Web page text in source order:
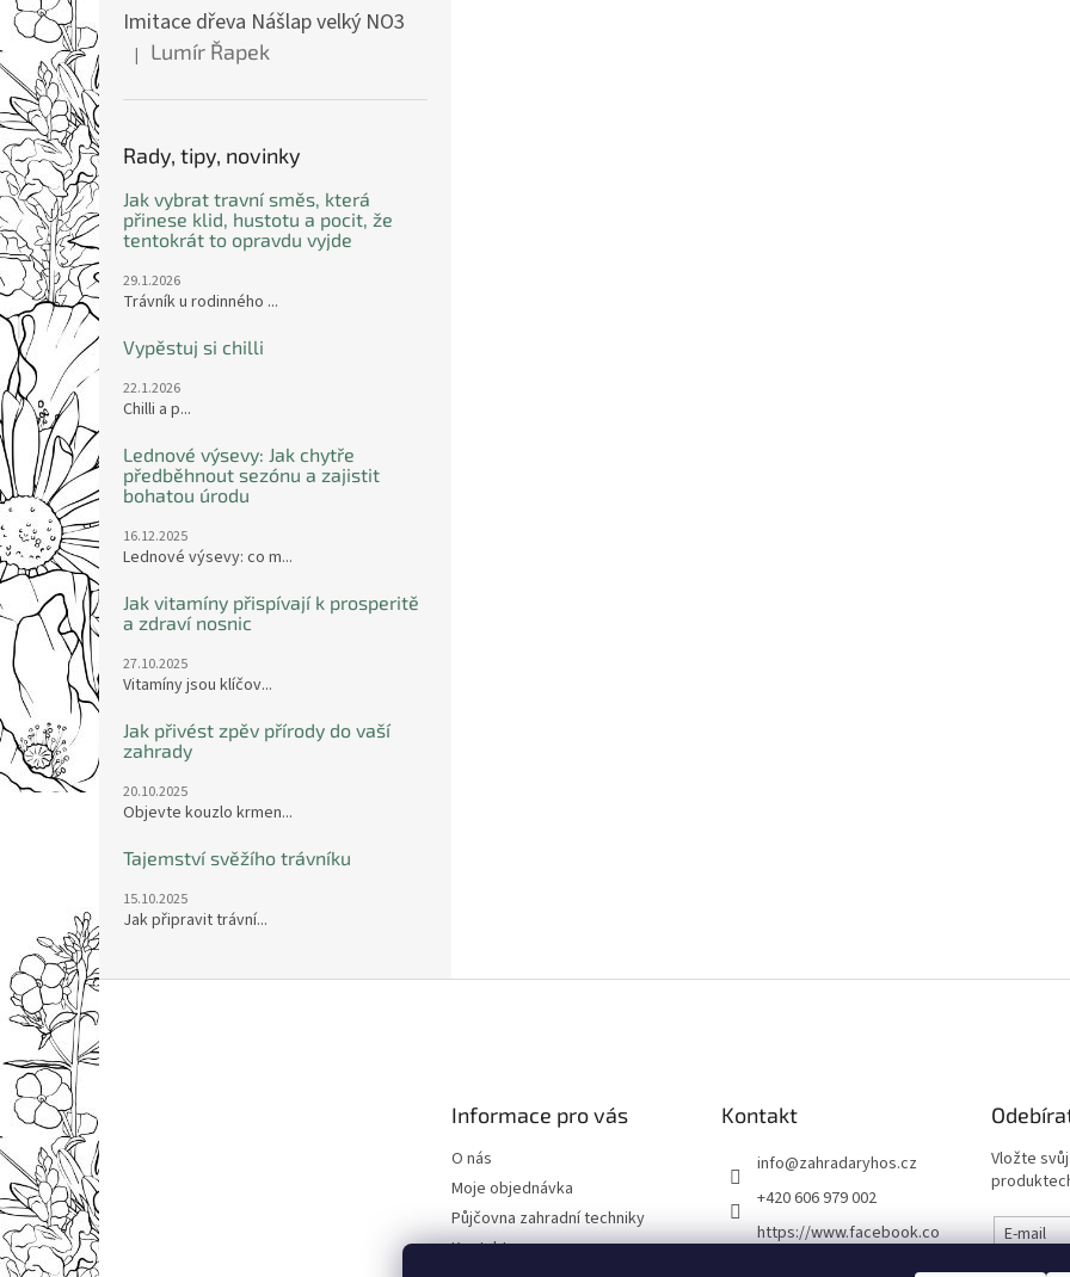
Imitace dřeva Nášlap velký NO3
Hodnocení produktu je 5 z 5 hvězdiček.
| Lumír Řapek
Rady, tipy, novinky
Jak vybrat travní směs, která
přinese klid, hustotu a pocit, že
tentokrát to opravdu vyjde
29.1.2026
Trávník u rodinného ...
Vypěstuj si chilli
22.1.2026
Chilli a p...
Lednové výsevy: Jak chytře
předběhnout sezónu a zajistit
bohatou úrodu
16.12.2025
Lednové výsevy: co m...
Jak vitamíny přispívají k prosperitě
a zdraví nosnic
27.10.2025
Vitamíny jsou klíčov...
Jak přivést zpěv přírody do vaší
zahrady
20.10.2025
Objevte kouzlo krmen...
Tajemství svěžího trávníku
15.10.2025
Jak připravit trávní...
Z
á
a
Informace pro vás
O nás
Moje objednávka
Půjčovna zahradní techniky
Kontakty
Kontakt
info@zahradaryhos.cz
+420 606 979 002
https://www.facebook.co
Vložte
E-mail